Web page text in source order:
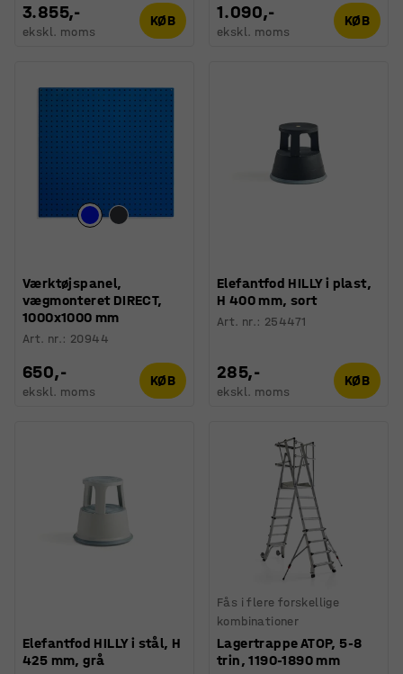
3.855,-
ekskl. moms
KØB 1.090,-
ekskl. moms
KØB
Værktøjspanel,
vægmonteret DIRECT,
1000x1000 mm
Art. nr.: 20944
650,-
ekskl. moms
KØB
Elefantfod HILLY i plast,
H 400 mm, sort
Art. nr.: 254471
285,-
ekskl. moms
KØB
Elefantfod HILLY i stål, H
425 mm, grå
Fås i flere forskellige
kombinationer
Lagertrappe ATOP, 5-8
trin, 1190-1890 mm